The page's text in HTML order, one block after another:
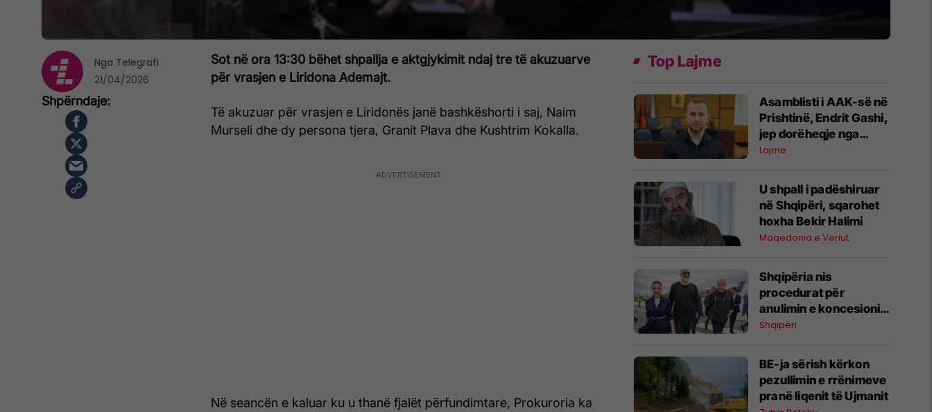
Sot në ora 13:30 bëhet shpallja e aktgjykimit ndaj tre të akuzuarve
për vrasjen e Liridona Ademajt.
Të akuzuar për vrasjen e Liridonës janë bashkëshorti i saj, Naim
Murseli dhe dy persona tjera, Granit Plava dhe Kushtrim Kokalla.
Në seancën e kaluar ku u thanë fjalët përfundimtare, Prokuroria ka
Nga Telegrafi
21/04/2026
Top Lajme
Asamblisti i AAK-së në
Prishtinë, Endrit Gashi,
jep dorëheqje nga
partia
Lajme
U shpall i padëshiruar
në Shqipëri, sqarohet
hoxha Bekir Halimi
Maqedonia e Veriut
​Shqipëria nis
procedurat për
anulimin e koncesionit
të Aeroportit të Vlorës
Shqipëri
BE-ja sërish kërkon
pezullimin e rrënimeve
pranë liqenit të Ujmanit